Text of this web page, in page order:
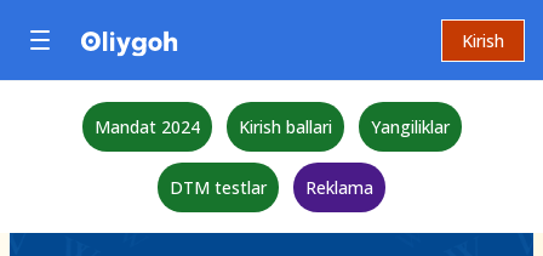
Kirish
Mandat 2024 Kirish ballari Yangiliklar
DTM testlar Reklama